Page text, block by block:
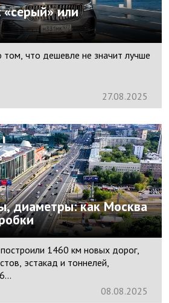
или
том, что дешевле не значит лучше
27.08.2025
диаметры: как Москва
1460 км новых дорог,
эстакад и тоннелей,
08.08.2025